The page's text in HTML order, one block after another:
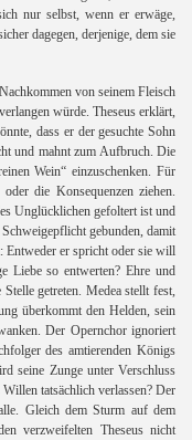
nur selbst, wenn er erwäge,
dagegen, derjenige, dem sie
von seinem Fleisch
würde. Theseus erklärt,
dass er der gesuchte Sohn
und mahnt zum Aufbruch. Die
Wein“ einzuschenken. Für
die Konsequenzen ziehen.
Unglücklichen gefoltert ist und
gebunden, damit
Entweder er spricht oder sie will
Liebe so entwerten? Ehre und
getreten. Medea stellt fest,
überkommt den Helden, sein
Der Opernchor ignoriert
des amtierenden Königs
seine Zunge unter Verschluss
tatsächlich verlassen? Der
Gleich dem Sturm auf dem
verzweifelten Theseus nicht